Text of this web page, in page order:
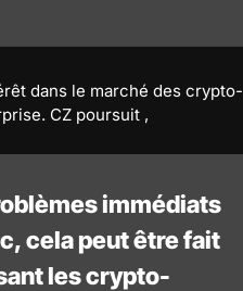
dans le marché des crypto-
CZ poursuit ,
immédiats
cela peut être fait
les crypto-